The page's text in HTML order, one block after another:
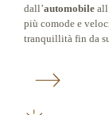
dall’automobile
più comode e
tranquillità fin da